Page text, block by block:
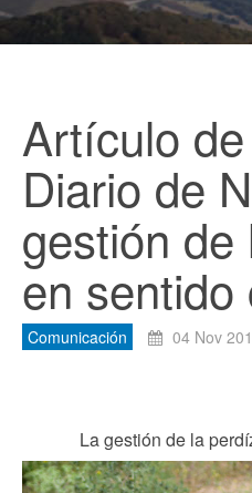
Artículo
Diario de
gestión
en sentido
Comunicación 04 Nov
La gestión de la